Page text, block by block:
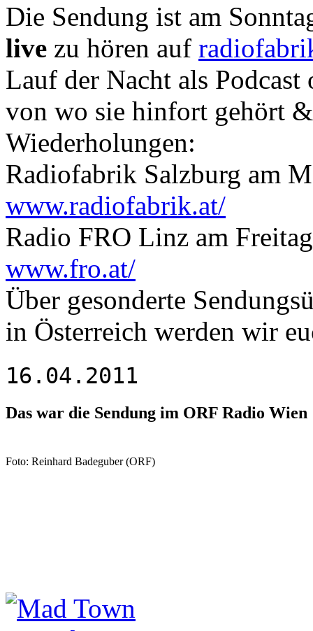
Die Sendung ist am
live zu hören auf
Lauf der Nacht als
von wo sie hinfort gehört
Wiederholungen:
Radiofabrik Salzburg am
www.radiofabrik.at/
Radio FRO Linz am
www.fro.at/
Über gesonderte
in Österreich werden wir
16.04.2011
Das war die Sendung im ORF Radio Wien
Foto: Reinhard Badeguber (ORF)